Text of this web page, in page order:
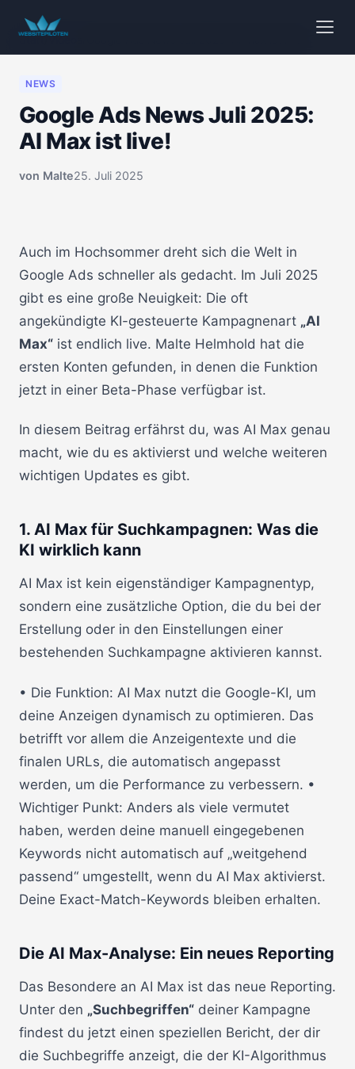
Start/Videos
NEWS
Google Ads News Juli 2025:
AI Max ist live!
von Malte25. Juli 2025
Auch im Hochsommer dreht sich die Welt in
Google Ads schneller als gedacht. Im Juli 2025
gibt es eine große Neuigkeit: Die oft
angekündigte KI-gesteuerte Kampagnenart „AI
Max“ ist endlich live. Malte Helmhold hat die
ersten Konten gefunden, in denen die Funktion
jetzt in einer Beta-Phase verfügbar ist.
In diesem Beitrag erfährst du, was AI Max genau
macht, wie du es aktivierst und welche weiteren
wichtigen Updates es gibt.
1. AI Max für Suchkampagnen: Was die
KI wirklich kann
AI Max ist kein eigenständiger Kampagnentyp,
sondern eine zusätzliche Option, die du bei der
Erstellung oder in den Einstellungen einer
bestehenden Suchkampagne aktivieren kannst.
• Die Funktion: AI Max nutzt die Google-KI, um
deine Anzeigen dynamisch zu optimieren. Das
betrifft vor allem die Anzeigentexte und die
finalen URLs, die automatisch angepasst
werden, um die Performance zu verbessern. •
Wichtiger Punkt: Anders als viele vermutet
haben, werden deine manuell eingegebenen
Keywords nicht automatisch auf „weitgehend
passend“ umgestellt, wenn du AI Max aktivierst.
Deine Exact-Match-Keywords bleiben erhalten.
Die AI Max-Analyse: Ein neues Reporting
Das Besondere an AI Max ist das neue Reporting.
Unter den „Suchbegriffen“ deiner Kampagne
findest du jetzt einen speziellen Bericht, der dir
die Suchbegriffe anzeigt, die der KI-Algorithmus